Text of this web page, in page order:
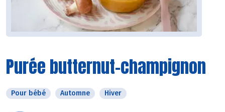
Purée butternut-champignon
Pour bébé Automne Hiver